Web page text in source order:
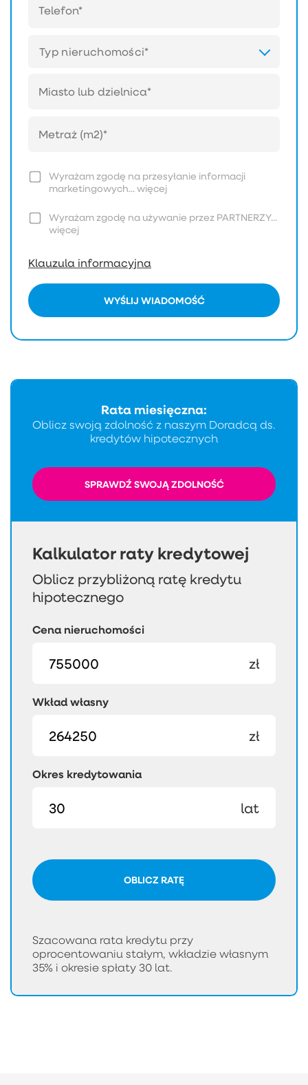
Typ nieruchomości*
Wyrażam zgodę na przesyłanie informacji
marketingowych...więcej
Wyrażam zgodę na używanie przez PARTNERZY...
więcej
Klauzula informacyjna
WYŚLIJ WIADOMOŚĆ
Kalkulator raty kredytowej
Oblicz przybliżoną ratę kredytu
hipotecznego
Cena nieruchomości
zł
Wkład własny
zł
Okres kredytowania
lat
OBLICZ RATĘ
Szacowana rata kredytu przy
oprocentowaniu stałym, wkładzie własnym
35% i okresie spłaty 30 lat.
Rata miesięczna:
Oblicz swoją zdolność z naszym Doradcą ds.
kredytów hipotecznych
SPRAWDŹ SWOJĄ ZDOLNOŚĆ